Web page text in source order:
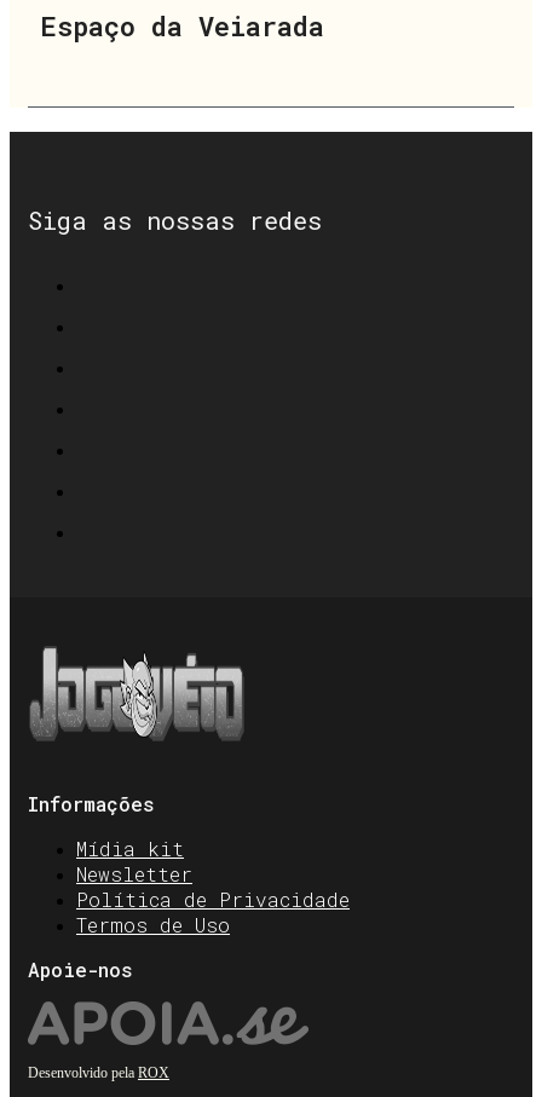
Espaço da Veiarada
Siga as nossas redes
Informações
Mídia kit
Newsletter
Política de Privacidade
Termos de Uso
Apoie-nos
Desenvolvido pela ROX